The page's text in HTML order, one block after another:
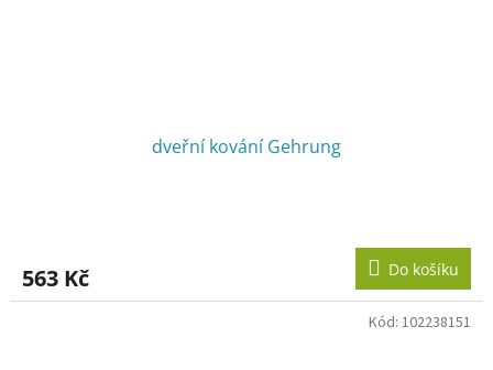
dveřní kování Gehrung
563 Kč Do košíku
Kód: 102238151